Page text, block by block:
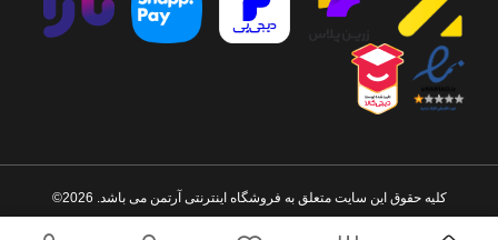
کلیه حقوق این سایت متعلق به فروشگاه اینترنتی آرتمن می باشد. 2026©